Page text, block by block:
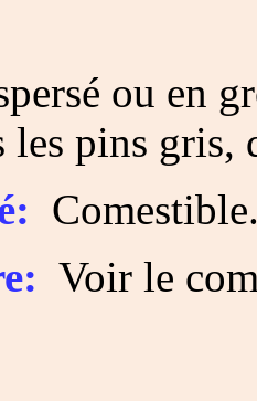
ou en
les pins gris,
Voir le